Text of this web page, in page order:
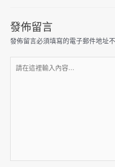
發佈留言
發佈留言必須填寫的電子郵件地址